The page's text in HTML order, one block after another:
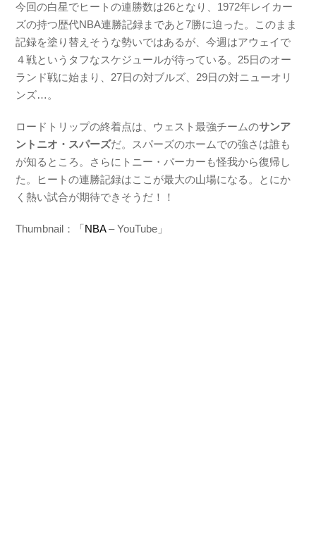
今回の白星でヒートの連勝数は26となり、1972年レイカー
ズの持つ歴代NBA連勝記録まであと7勝に迫った。このまま
記録を塗り替えそうな勢いではあるが、今週はアウェイで
４戦というタフなスケジュールが待っている。25日のオー
ランド戦に始まり、27日の対ブルズ、29日の対ニューオリ
ンズ…。
ロードトリップの終着点は、ウェスト最強チームのサンア
ントニオ・スパーズだ。スパーズのホームでの強さは誰も
が知るところ。さらにトニー・パーカーも怪我から復帰し
た。ヒートの連勝記録はここが最大の山場になる。とにか
く熱い試合が期待できそうだ！！
Thumbnail：「NBA– YouTube」